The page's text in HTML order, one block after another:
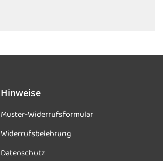
Hinweise
Muster-Widerrufsformular
Widerrufsbelehrung
Datenschutz